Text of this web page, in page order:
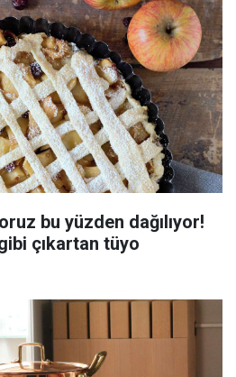
bu yüzden dağılıyor!
çıkartan tüyo